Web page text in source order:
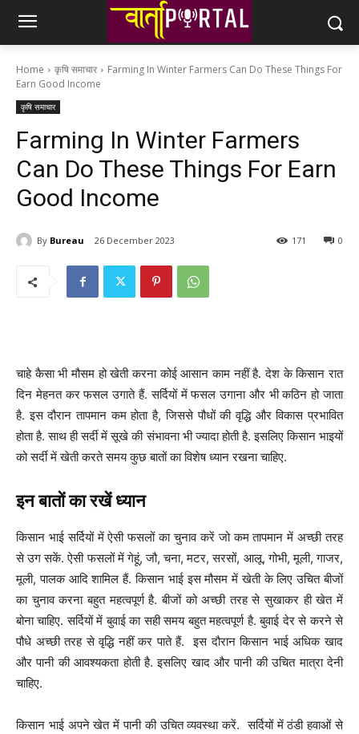
Home कृषि समाचार
Farming In Winter Farmers Can Do These Things For
Earn Good Income
कृषि समाचार
Farming In Winter Farmers
Can Do These Things For Earn
Good Income
By Bureau 26 December 2023 0
171
चाहे कैसा भी मौसम हो खेती करना कोई आसान काम नहीं है. देश के किसान रात
दिन मेहनत कर फसल उगाते हैं. सर्दियों में फसल उगाना और भी कठिन हो जाता
है. इस दौरान तापमान कम होता है, जिससे पौधों की वृद्धि और विकास प्रभावित
होता है. साथ ही सर्दी में सूखे की संभावना भी ज्यादा होती है. इसलिए किसान भाइयों
को सर्दी में खेती करते समय कुछ बातों का विशेष ध्यान रखना चाहिए.
इन बातों का रखें ध्यान
किसान भाई सर्दियों में ऐसी फसलों का चुनाव करें जो कम तापमान में अच्छी तरह
से उग सकें. ऐसी फसलों में गेहूं, जौ, चना, मटर, सरसों, आलू, गोभी, मूली, गाजर,
मूली, पालक आदि शामिल हैं. किसान भाई इस मौसम में खेती के लिए उचित बीजों
का चुनाव करना बहुत महत्वपूर्ण है. बीजों को अच्छी तरह से सुखाकर ही खेत में
बोना चाहिए. सर्दियों में बुवाई का सही समय बहुत महत्वपूर्ण है. बुवाई देर से करने से
पौधे अच्छी तरह से वृद्धि नहीं कर पाते हैं. इस दौरान किसान भाई अधिक खाद
और पानी की आवश्यकता होती है. इसलिए खाद और पानी की उचित मात्रा देनी
चाहिए.
किसान भाई अपने खेत में पानी की उचित व्यवस्था करें. सर्दियों में ठंडी हवाओं से